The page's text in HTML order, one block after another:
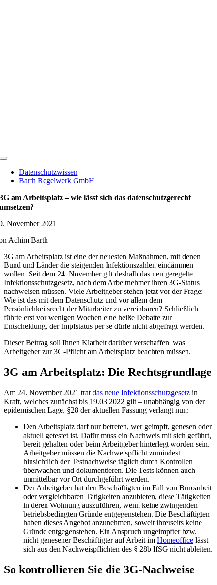
Toggle
NavigationDatenschutzwissen
Barth Regelwerk GmbH
3G am Arbeitsplatz – wie lässt sich das datenschutzgerecht
umsetzen?
November 2021
Achim Barth
3G am Arbeitsplatz ist eine der neuesten Maßnahmen, mit denen
Bund und Länder die steigenden Infektionszahlen eindämmen
wollen. Seit dem 24. November gilt deshalb das neu geregelte
Infektionsschutzgesetz, nach dem Arbeitnehmer ihren 3G-Status
nachweisen müssen. Viele Arbeitgeber stehen jetzt vor der Frage:
Wie ist das mit dem Datenschutz und vor allem dem
Persönlichkeitsrecht der Mitarbeiter zu vereinbaren? Schließlich
führte erst vor wenigen Wochen eine heiße Debatte zur
Entscheidung, der Impfstatus per se dürfe nicht abgefragt werden.
Dieser Beitrag soll Ihnen Klarheit darüber verschaffen, was
Arbeitgeber zur 3G-Pflicht am Arbeitsplatz beachten müssen.
3G am Arbeitsplatz: Die Rechtsgrundlage
Am 24. November 2021 trat das neue Infektionsschutzgesetz in
Kraft, welches zunächst bis 19.03.2022 gilt – unabhängig von der
epidemischen Lage. §28 der aktuellen Fassung verlangt nun:
Den Arbeitsplatz darf nur betreten, wer geimpft, genesen oder
aktuell getestet ist. Dafür muss ein Nachweis mit sich geführt,
bereit gehalten oder beim Arbeitgeber hinterlegt worden sein.
Arbeitgeber müssen die Nachweispflicht zumindest
hinsichtlich der Testnachweise täglich durch Kontrollen
überwachen und dokumentieren. Die Tests können auch
unmittelbar vor Ort durchgeführt werden.
Der Arbeitgeber hat den Beschäftigten im Fall von Büroarbeit
oder vergleichbaren Tätigkeiten anzubieten, diese Tätigkeiten
in deren Wohnung auszuführen, wenn keine zwingenden
betriebsbedingten Gründe entgegenstehen. Die Beschäftigten
haben dieses Angebot anzunehmen, soweit ihrerseits keine
Gründe entgegenstehen. Ein Anspruch ungeimpfter bzw.
nicht genesener Beschäftigter auf Arbeit im Homeoffice lässt
sich aus den Nachweispflichten des § 28b IfSG nicht ableiten.
So kontrollieren Sie die 3G-Nachweise